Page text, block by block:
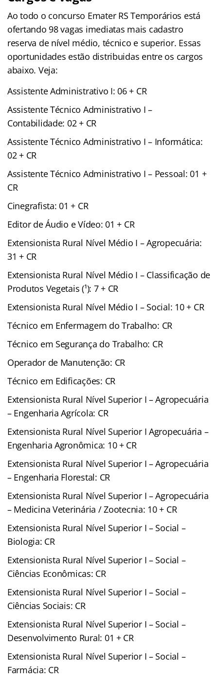
Ao todo o concurso Emater RS Temporários está
ofertando 98 vagas imediatas mais cadastro
reserva de nível médio, técnico e superior. Essas
oportunidades estão distribuidas entre os cargos
abaixo. Veja:
Assistente Administrativo I: 06 + CR
Assistente Técnico Administrativo I –
Contabilidade: 02 + CR
Assistente Técnico Administrativo I – Informática:
02 + CR
Assistente Técnico Administrativo I – Pessoal: 01 +
CR
Cinegrafista: 01 + CR
Editor de Áudio e Vídeo: 01 + CR
Extensionista Rural Nível Médio I – Agropecuária:
31 + CR
Extensionista Rural Nível Médio I – Classificação de
Produtos Vegetais (¹): 7 + CR
Extensionista Rural Nível Médio I – Social: 10 + CR
Técnico em Enfermagem do Trabalho: CR
Técnico em Segurança do Trabalho: CR
Operador de Manutenção: CR
Técnico em Edificações: CR
Extensionista Rural Nível Superior I – Agropecuária
– Engenharia Agrícola: CR
Extensionista Rural Nível Superior I Agropecuária –
Engenharia Agronômica: 10 + CR
Extensionista Rural Nível Superior I – Agropecuária
– Engenharia Florestal: CR
Extensionista Rural Nível Superior I – Agropecuária
– Medicina Veterinária / Zootecnia: 10 + CR
Extensionista Rural Nível Superior I – Social –
Biologia: CR
Extensionista Rural Nível Superior I – Social –
Ciências Econômicas: CR
Extensionista Rural Nível Superior I – Social –
Ciências Sociais: CR
Extensionista Rural Nível Superior I – Social –
Desenvolvimento Rural: 01 + CR
Extensionista Rural Nível Superior I – Social –
Farmácia: CR